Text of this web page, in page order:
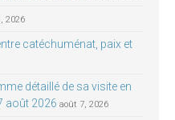
2026
catéchuménat, paix et
détaillé de sa visite en
août 2026 août 7, 2026